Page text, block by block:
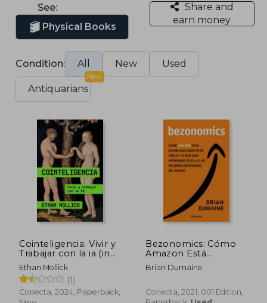
See:
Physical Books
Share and
earn money
Condition: All New Used
Antiquarians
New
Cointeligencia: Vivir y
Trabajar con la ia (in
Spanish)
Ethan Mollick
(1)
Conecta, 2024, Paperback,
Bezonomics: Cómo
Amazon Está
Cambiando Nuestras
Vidas y qué han
Mejores Empresas
Brian Dumaine
Conecta, 2021, 001 Edition,